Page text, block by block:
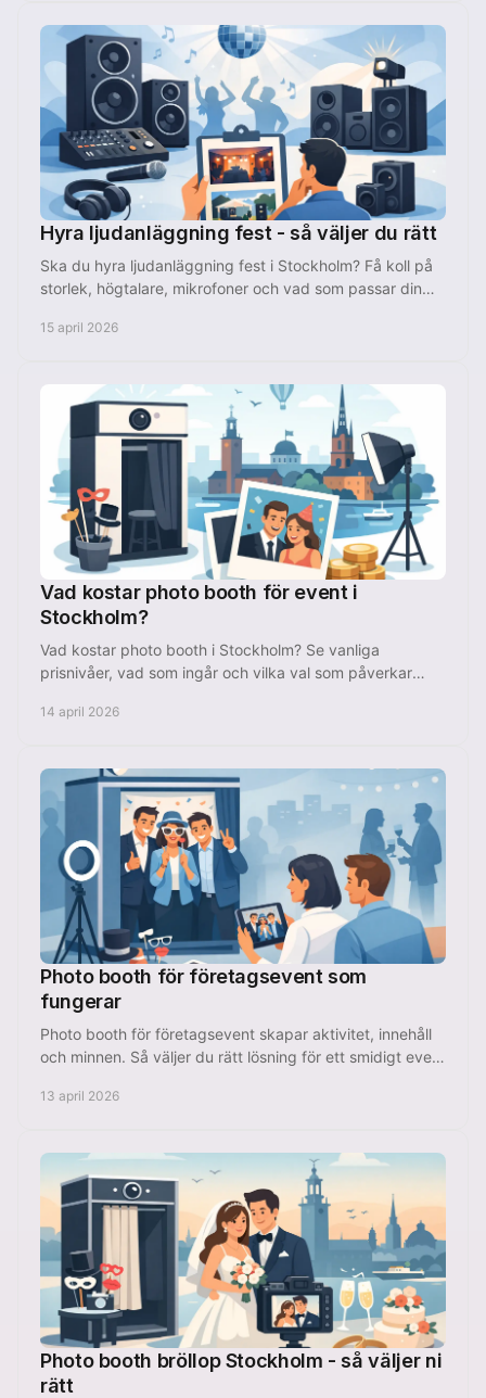
Hyra ljudanläggning fest - så väljer du rätt
Ska du hyra ljudanläggning fest i Stockholm? Få koll på
storlek, högtalare, mikrofoner och vad som passar din
15 april 2026
Vad kostar photo booth för event i
Stockholm?
Vad kostar photo booth i Stockholm? Se vanliga
prisnivåer, vad som ingår och vilka val som påverkar
14 april 2026
Photo booth för företagsevent som
fungerar
Photo booth för företagsevent skapar aktivitet, innehåll
och minnen. Så väljer du rätt lösning för ett smidigt event
13 april 2026
Photo booth bröllop Stockholm - så väljer ni
rätt